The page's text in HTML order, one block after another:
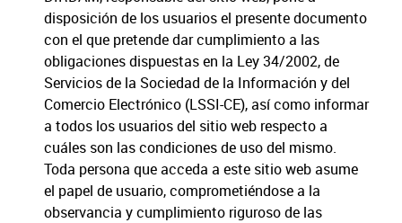
disposición de los usuarios el presente documento
con el que pretende dar cumplimiento a las
obligaciones dispuestas en la Ley 34/2002, de
Servicios de la Sociedad de la Información y del
Comercio Electrónico (LSSI-CE), así como informar
a todos los usuarios del sitio web respecto a
cuáles son las condiciones de uso del mismo.
Toda persona que acceda a este sitio web asume
el papel de usuario, comprometiéndose a la
observancia y cumplimiento riguroso de las